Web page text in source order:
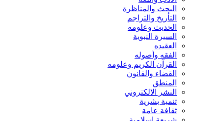
البحث والمناظرة
التأريخ والتراجم
الحديث وعلومه
السيرة النبوية
العقيده
الفقه وأصوله
القرآن الكريم وعلومه
القضاء والقانون
المنطق
النشر الالكتروني
تنمية بشرية
ثقافة عامة